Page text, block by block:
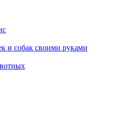
и собак своими руками